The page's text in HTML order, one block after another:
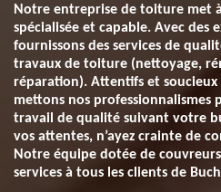
Notre entreprise de toiture met
spécialisée et capable. Avec des
fournissons des services de
travaux de toiture (nettoyage,
réparation). Attentifs et soucieux
mettons nos professionnalismes
travail de qualité suivant votre
vos attentes, n’ayez crainte de
Notre équipe dotée de
services à tous les clients de